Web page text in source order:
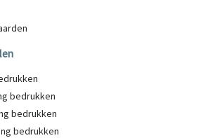
bedrukken
bedrukken
bedrukken